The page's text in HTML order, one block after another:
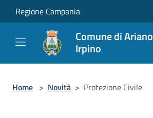
Salta al contenuto principale
Regione Campania
Comune di Ariano
Irpino
Home > Novità > Protezione Civile